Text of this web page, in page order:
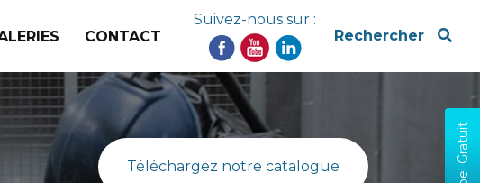
x
CONTACT
Suivez-nous sur :
Rechercher
Téléchargez notre catalogue